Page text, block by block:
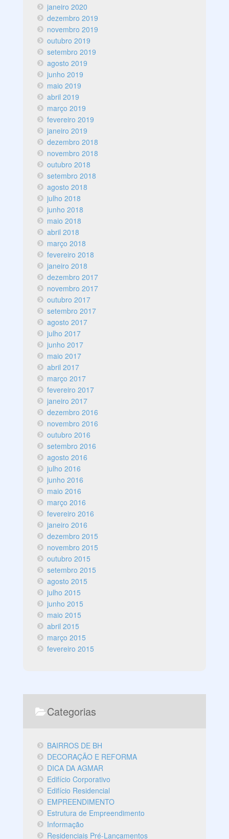
janeiro 2020
dezembro 2019
novembro 2019
outubro 2019
setembro 2019
agosto 2019
junho 2019
maio 2019
abril 2019
março 2019
fevereiro 2019
janeiro 2019
dezembro 2018
novembro 2018
outubro 2018
setembro 2018
agosto 2018
julho 2018
junho 2018
maio 2018
abril 2018
março 2018
fevereiro 2018
janeiro 2018
dezembro 2017
novembro 2017
outubro 2017
setembro 2017
agosto 2017
julho 2017
junho 2017
maio 2017
abril 2017
março 2017
fevereiro 2017
janeiro 2017
dezembro 2016
novembro 2016
outubro 2016
setembro 2016
agosto 2016
julho 2016
junho 2016
maio 2016
março 2016
fevereiro 2016
janeiro 2016
dezembro 2015
novembro 2015
outubro 2015
setembro 2015
agosto 2015
julho 2015
junho 2015
maio 2015
abril 2015
março 2015
fevereiro 2015
Categorias
BAIRROS DE BH
DECORAÇÃO E REFORMA
DICA DA AGMAR
Edifício Corporativo
Edifício Residencial
EMPREENDIMENTO
Estrutura de Empreendimento
Informação
Residenciais Pré-Lançamentos